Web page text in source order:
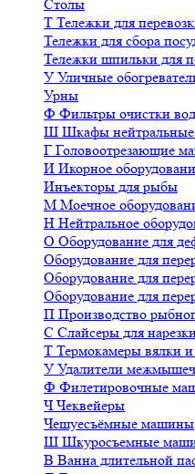
Столы
Т Тележки для
Тележки для сбора
Тележки шпильки для
У Уличные
Урны
Ф Фильтры очистки
Ш Шкафы
Г Головоотрезающие
И Икорное
Инъекторы для рыбы
М Моечное
Н Нейтральное
О Оборудование для
Оборудование для
Оборудование для
Оборудование для
П Производство
С Слайсеры для
Т Термокамеры вялки
У Удалители
Ф Филетировочные
ЧЧеквейеры
Чешуесъёмные машины
Ш Шкуросъемные
В Ванна длительной